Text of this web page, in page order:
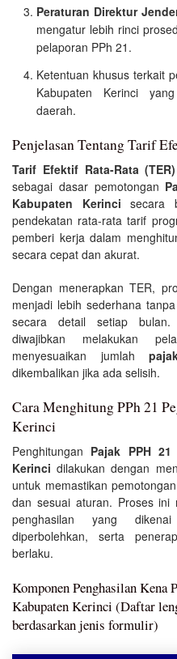
Peraturan Direktur
mengatur lebih rinci
pelaporan PPh 21.
Ketentuan khusus terkait
Kabupaten Kerinci
daerah.
Penjelasan Tentang Tarif
Tarif Efektif Rata-Rata (TER)
sebagai dasar pemotongan
Kabupaten Kerinci secara
pendekatan rata-rata tarif
pemberi kerja dalam
secara cepat dan akurat.
Dengan menerapkan TER,
menjadi lebih sederhana
secara detail setiap
diwajibkan melakukan
menyesuaikan jumlah
dikembalikan jika ada selisih.
Cara Menghitung PPh 21
Kerinci
Penghitungan Pajak PPH
Kerinci dilakukan dengan
untuk memastikan pemotongan
dan sesuai aturan. Proses ini
penghasilan yang
diperbolehkan, serta
berlaku.
Komponen Penghasilan Kena
Kabupaten Kerinci (Daftar
berdasarkan jenis formulir)